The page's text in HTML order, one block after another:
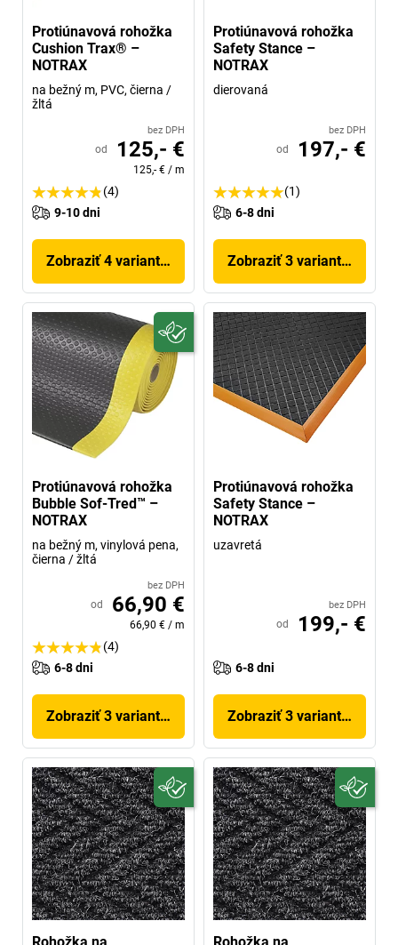
Protiúnavová rohožka
Cushion Trax® –
NOTRAX
na bežný m, PVC, čierna /
žltá
bez DPH
od 125,- €
125,- € / m
(4)
9-10 dni
Zobraziť 4 variantov
Protiúnavová rohožka
Safety Stance –
NOTRAX
dierovaná
bez DPH
od 197,- €
(1)
6-8 dni
Zobraziť 3 variantov
Protiúnavová rohožka
Bubble Sof-Tred™ –
NOTRAX
na bežný m, vinylová pena,
čierna / žltá
bez DPH
od 66,90 €
66,90 € / m
(4)
6-8 dni
Zobraziť 3 variantov
Protiúnavová rohožka
Safety Stance –
NOTRAX
uzavretá
bez DPH
od 199,- €
6-8 dni
Zobraziť 3 variantov